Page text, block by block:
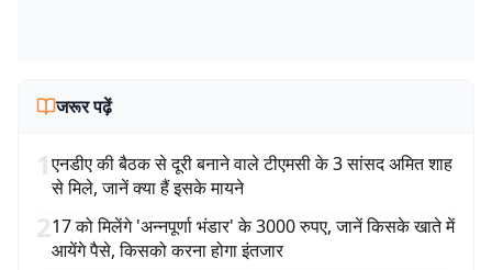
जरूर पढ़ें
1एनडीए की बैठक से दूरी बनाने वाले टीएमसी के 3 सांसद अमित शाह
से मिले, जानें क्या हैं इसके मायने
217 को मिलेंगे 'अन्नपूर्णा भंडार' के 3000 रुपए, जानें किसके खाते में
आयेंगे पैसे, किसको करना होगा इंतजार